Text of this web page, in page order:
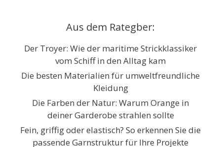
Aus dem Rategber:
Der Troyer: Wie der maritime Strickklassiker
vom Schiff in den Alltag kam
Die besten Materialien für umweltfreundliche
Kleidung
Die Farben der Natur: Warum Orange in
deiner Garderobe strahlen sollte
Fein, griffig oder elastisch? So erkennen Sie die
passende Garnstruktur für Ihre Projekte